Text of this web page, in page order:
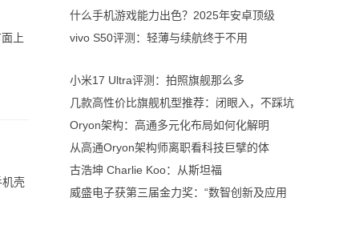
上
机壳
什么手机游戏能力出色？2025年安卓顶级
vivo S50评测：轻薄与续航终于不用
小米17 Ultra评测：拍照旗舰那么多
几款高性价比旗舰机型推荐：闭眼入，不踩坑
Oryon架构：高通多元化布局如何化解明
从高通Oryon架构师离职看科技巨擘的体
古浩坤 Charlie Koo：从斯坦福
威盛电子获第三届金力奖：“数智创新及应用